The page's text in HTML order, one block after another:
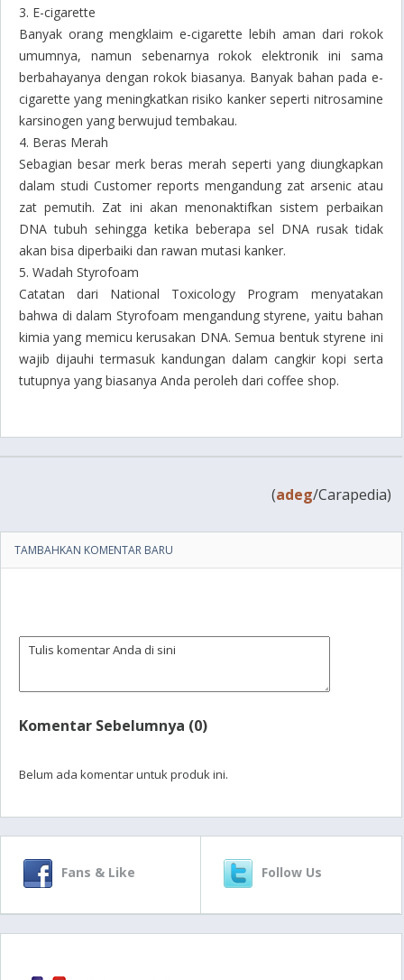
3. E-cigarette
Banyak orang mengklaim e-cigarette lebih aman dari rokok
umumnya, namun sebenarnya rokok elektronik ini sama
berbahayanya dengan rokok biasanya. Banyak bahan pada e-
cigarette yang meningkatkan risiko kanker seperti nitrosamine
karsinogen yang berwujud tembakau.
4. Beras Merah
Sebagian besar merk beras merah seperti yang diungkapkan
dalam studi Customer reports mengandung zat arsenic atau
zat pemutih. Zat ini akan menonaktifkan sistem perbaikan
DNA tubuh sehingga ketika beberapa sel DNA rusak tidak
akan bisa diperbaiki dan rawan mutasi kanker.
5. Wadah Styrofoam
Catatan dari National Toxicology Program menyatakan
bahwa di dalam Styrofoam mengandung styrene, yaitu bahan
kimia yang memicu kerusakan DNA. Semua bentuk styrene ini
wajib dijauhi termasuk kandungan dalam cangkir kopi serta
tutupnya yang biasanya Anda peroleh dari coffee shop.
(adeg/Carapedia)
TAMBAHKAN KOMENTAR BARU
Komentar Sebelumnya (0)
Belum ada komentar untuk produk ini.
Fans & Like Follow Us